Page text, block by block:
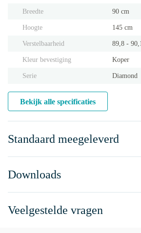
Breedte 90 cm
Hoogte 145 cm
Verstelbaarheid 89,8 -
Kleur bevestiging Koper
Serie Diamond
Bekijk alle specificaties
Standaard meegeleverd
Downloads
Veelgestelde vragen